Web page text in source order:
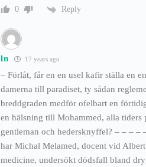
0 Reply
ln 17 years ago
– Förlåt, får en en usel kafir ställa en
damerna till paradiset, ty sådan
breddgraden medför ofelbart en
en hälsning till Mohammed, alla tiders
gentleman och hedersknyffel? – – – –
har Michal Melamed, docent vid
medicine, undersökt dödsfall bland